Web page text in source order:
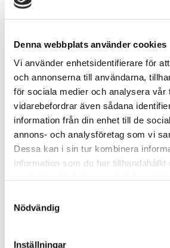
Denna webbplats använder cookies
Vi använder enhetsidentifierare för
och annonserna till användarna,
för sociala medier och analysera vår
vidarebefordrar även sådana
information från din enhet till de
annons- och analysföretag som vi
Dessa kan i sin tur kombinera
information som du har tillhandahållit
Nödvändig
Inställningar